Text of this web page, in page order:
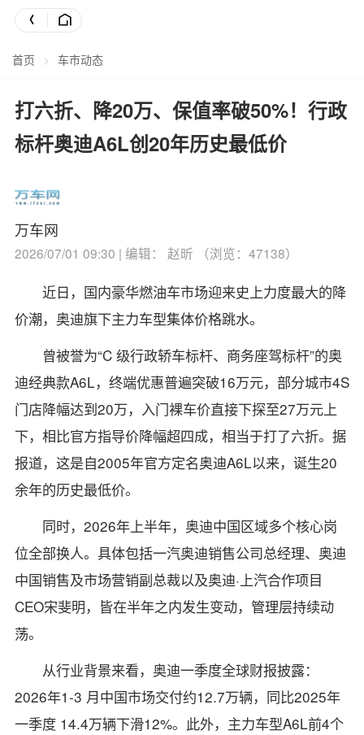
首页 > 车市动态
打六折、降20万、保值率破50%！行政
标杆奥迪A6L创20年历史最低价
万车网
2026/07/01 09:30 | 编辑： 赵昕 （浏览：47138）
近日，国内豪华燃油车市场迎来史上力度最大的降
价潮，奥迪旗下主力车型集体价格跳水。
曾被誉为“C 级行政轿车标杆、商务座驾标杆”的奥
迪经典款A6L，终端优惠普遍突破16万元，部分城市4S
门店降幅达到20万，入门裸车价直接下探至27万元上
下，相比官方指导价降幅超四成，相当于打了六折。据
报道，这是自2005年官方定名奥迪A6L以来，诞生20
余年的历史最低价。
同时，2026年上半年，奥迪中国区域多个核心岗
位全部换人。具体包括一汽奥迪销售公司总经理、奥迪
中国销售及市场营销副总裁以及奥迪·上汽合作项目
CEO宋斐明，皆在半年之内发生变动，管理层持续动
荡。
从行业背景来看，奥迪一季度全球财报披露：
2026年1-3 月中国市场交付约12.7万辆，同比2025年
一季度 14.4万辆下滑12%。此外，主力车型A6L前4个